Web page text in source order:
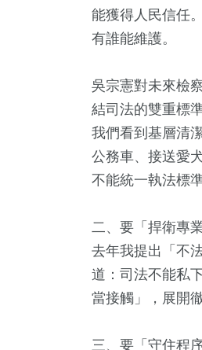
能獲得人民信任
有誰能維護。
吳宗憲對未來檢
結司法的雙重標準
我們看到基層清
公務車、接送愛
不能統一執法標
二、要「捍衛專
去年我提出「不
道：司法不能私
當接觸」，展開
三、要「守住程
1013+ 43
+
兩岸道教文化交
250+
旅遊